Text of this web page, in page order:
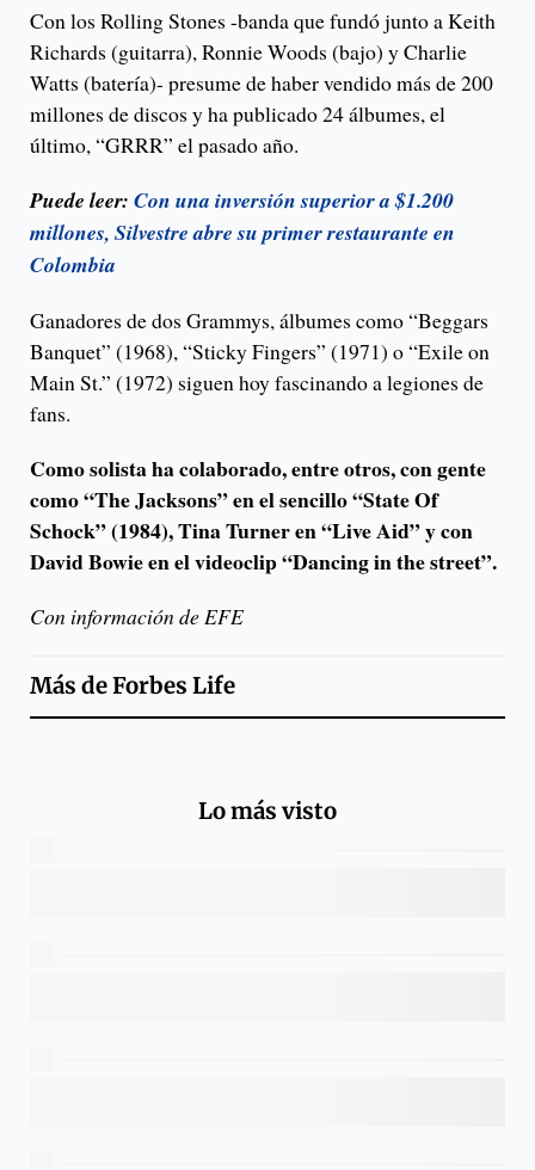
Con los Rolling Stones -banda que fundó junto a Keith
Richards (guitarra), Ronnie Woods (bajo) y Charlie
Watts (batería)- presume de haber vendido más de 200
millones de discos y ha publicado 24 álbumes, el
último, “GRRR” el pasado año.
Puede leer: Con una inversión superior a $1.200
millones, Silvestre abre su primer restaurante en
Colombia
Ganadores de dos Grammys, álbumes como “Beggars
Banquet” (1968), “Sticky Fingers” (1971) o “Exile on
Main St.” (1972) siguen hoy fascinando a legiones de
fans.
Como solista ha colaborado, entre otros, con gente
como “The Jacksons” en el sencillo “State Of
Schock” (1984), Tina Turner en “Live Aid” y con
David Bowie en el videoclip “Dancing in the street”.
Con información de EFE
Más deForbes Life
Lo más visto